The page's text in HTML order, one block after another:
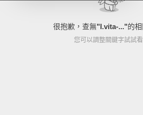
很抱歉，查無"I.vita-..."的
您可以調整關鍵字試試看